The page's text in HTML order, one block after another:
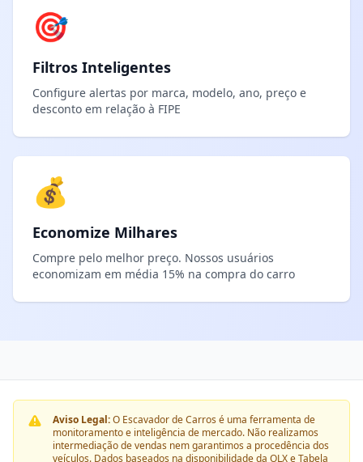
🎯
Filtros Inteligentes
Configure alertas por marca, modelo, ano, preço e
desconto em relação à FIPE
💰
Economize Milhares
Compre pelo melhor preço. Nossos usuários
economizam em média 15% na compra do carro
Aviso Legal:O Escavador de Carros é uma ferramenta de
monitoramento e inteligência de mercado. Não realizamos
intermediação de vendas nem garantimos a procedência dos
veículos. Dados baseados na disponibilidade da OLX e Tabela